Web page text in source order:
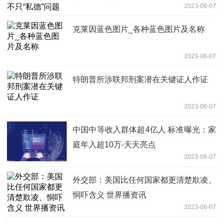
2023-06-07
克莱因蓝色图片_各种蓝色图片及名称
2023-06-07
特朗普所涉联邦刑案潜在关键证人作证
2023-06-07
中国中等收入群体超4亿人 标准曝光：家
庭年入超10万-天天亮点
2023-06-07
外交部：美国比任何国家都更清楚欺凌、
恫吓含义 世界播资讯
2023-06-07